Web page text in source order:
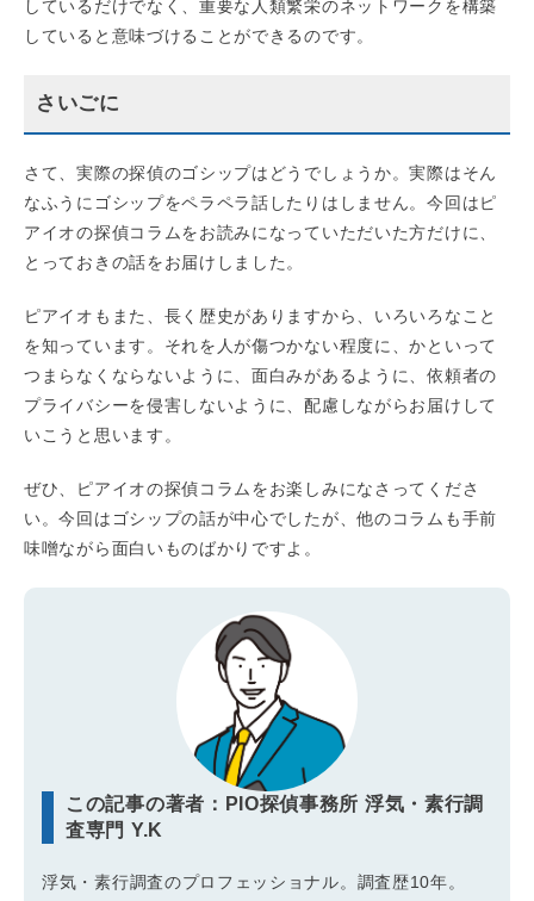
しているだけでなく、重要な人類繁栄のネットワークを構築
していると意味づけることができるのです。
さいごに
さて、実際の探偵のゴシップはどうでしょうか。実際はそん
なふうにゴシップをペラペラ話したりはしません。今回はピ
アイオの探偵コラムをお読みになっていただいた方だけに、
とっておきの話をお届けしました。
ピアイオもまた、長く歴史がありますから、いろいろなこと
を知っています。それを人が傷つかない程度に、かといって
つまらなくならないように、面白みがあるように、依頼者の
プライバシーを侵害しないように、配慮しながらお届けして
いこうと思います。
ぜひ、ピアイオの探偵コラムをお楽しみになさってくださ
い。今回はゴシップの話が中心でしたが、他のコラムも手前
味噌ながら面白いものばかりですよ。
この記事の著者：PIO探偵事務所 浮気・素行調
査専門 Y.K
浮気・素行調査のプロフェッショナル。調査歴10年。